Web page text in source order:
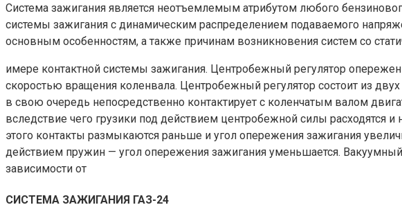
Система зажигания является неотъемлемым атрибутом любого
системы зажигания с динамическим распределением подаваемого
основным особенностям, а также причинам возникновения систем со
имере контактной системы зажигания. Центробежный регулятор
скоростью вращения коленвала. Центробежный регулятор состоит из
в свою очередь непосредственно контактирует с коленчатым валом
вследствие чего грузики под действием центробежной силы расходятся
этого контакты размыкаются раньше и угол опережения зажигания
действием пружин — угол опережения зажигания уменьшается.
зависимости от
СИСТЕМА ЗАЖИГАНИЯ ГАЗ-24